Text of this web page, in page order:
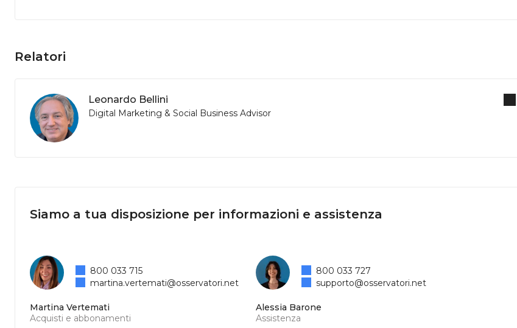
Relatori
Leonardo Bellini
Digital Marketing & Social Business Advisor
Siamo a tua disposizione per informazioni e assistenza
Martina Vertemati
Acquisti e abbonamenti
800 033 715
martina.vertemati@osservatori.net
Alessia Barone
Assistenza
800 033 727
supporto@osservatori.net